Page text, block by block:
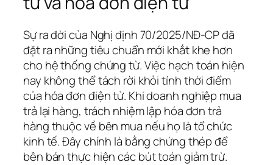
Sự ra đời của Nghị định 70/2025/NĐ-CP đã
đặt ra những tiêu chuẩn mới khắt khe hơn
cho hệ thống chứng từ. Việc hạch toán hiện
nay không thể tách rời khỏi tính thời điểm
của hóa đơn điện tử. Khi doanh nghiệp mua
trả lại hàng, trách nhiệm lập hóa đơn trả
hàng thuộc về bên mua nếu họ là tổ chức
kinh tế. Đây chính là bằng chứng thép để
bên bán thực hiện các bút toán giảm trừ.